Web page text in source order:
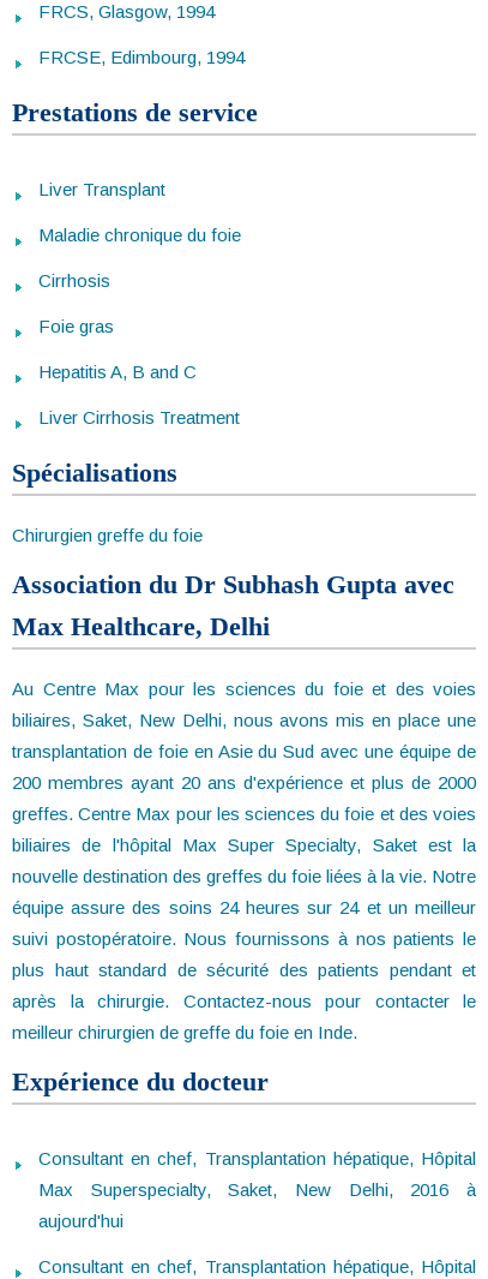
FRCS, Glasgow, 1994
FRCSE, Edimbourg, 1994
Prestations de service
Liver Transplant
Maladie chronique du foie
Cirrhosis
Foie gras
Hepatitis A, B and C
Liver Cirrhosis Treatment
Spécialisations
Chirurgien greffe du foie
Association du Dr Subhash Gupta avec
Max Healthcare, Delhi
Au Centre Max pour les sciences du foie et des voies
biliaires, Saket, New Delhi, nous avons mis en place une
transplantation de foie en Asie du Sud avec une équipe de
200 membres ayant 20 ans d'expérience et plus de 2000
greffes. Centre Max pour les sciences du foie et des voies
biliaires de l'hôpital Max Super Specialty, Saket est la
nouvelle destination des greffes du foie liées à la vie. Notre
équipe assure des soins 24 heures sur 24 et un meilleur
suivi postopératoire. Nous fournissons à nos patients le
plus haut standard de sécurité des patients pendant et
après la chirurgie. Contactez-nous pour contacter le
meilleur chirurgien de greffe du foie en Inde.
Expérience du docteur
Consultant en chef, Transplantation hépatique, Hôpital
Max Superspecialty, Saket, New Delhi, 2016 à
aujourd'hui
Consultant en chef, Transplantation hépatique, Hôpital